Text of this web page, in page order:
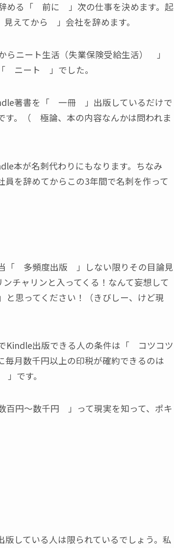
める「 前に 」次の仕事を決めます。起
えてから 」会社を辞めます。
ニート生活（失業保険受給生活） 」
ニート 」でした。
著書を「 一冊 」出版しているだけで
。（ 極論、本の内容なんかは問われま
本が名刺代わりにもなります。ちなみ
を辞めてからこの3年間で名刺を作って
「 多頻度出版 」しない限りその目論見
チャリンと入ってくる！なんて妄想して
思ってください！（きびしー、けど現
Kindle出版できる人の条件は「 コツコツ
月数千円以上の印税が確約できるのは
です。
円～数千円 」って現実を知って、ポキ
している人は限られているでしょう。私